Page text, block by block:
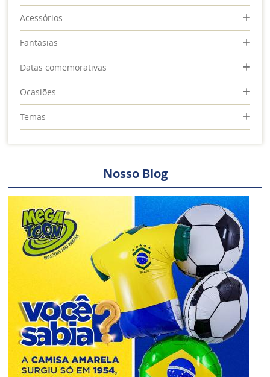
Acessórios
Fantasias
Datas comemorativas
Ocasiões
Temas
Nosso Blog